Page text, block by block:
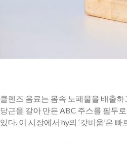
클렌즈 음료는 몸속 노폐물을 배출하
당근을 갈아 만든 ABC 주스를 필두
있다. 이 시장에서 hy의 ‘갓비움’은